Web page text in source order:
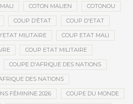
COTON MALIEN COTONOU
COUP D’ÉTAT COUP D'ETAT
MILITAIRE COUP ETAT MALI
COUP ETAT MILITAIRE
COUPE D'AFRIQUE DES NATIONS
DES NATIONS
FÉMININE 2026 COUPE DU MONDE